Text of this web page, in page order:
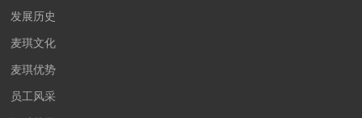
发展历史
麦琪文化
麦琪优势
员工风采